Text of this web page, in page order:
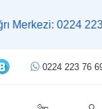
0224 223 76 69 |
0224 223 76